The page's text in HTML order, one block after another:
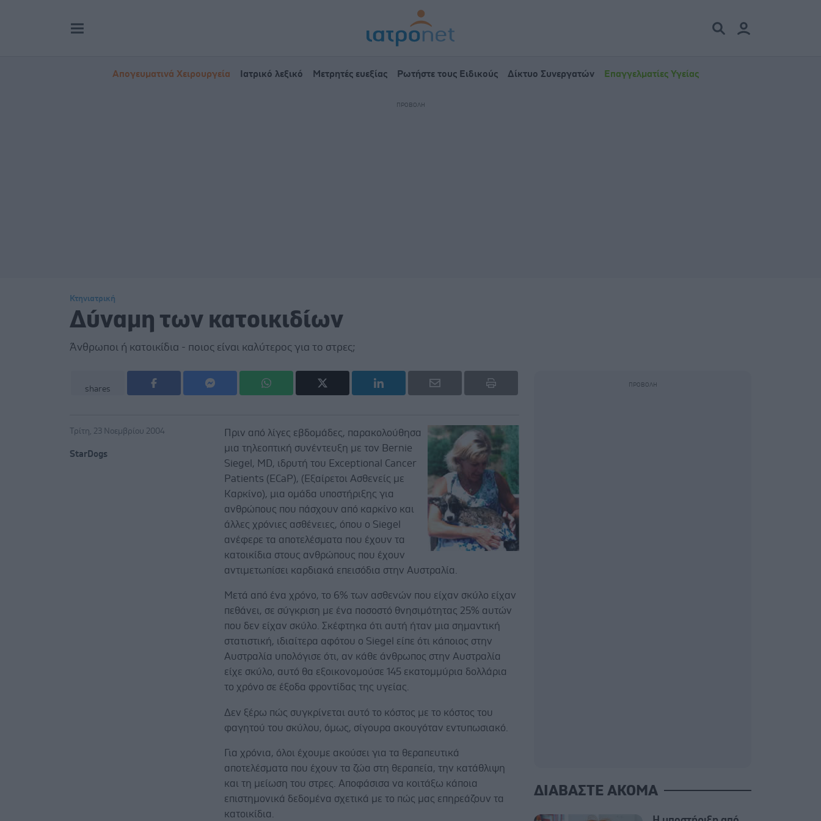
Απογευματινά Χειρουργεία Ιατρικό λεξικό Μετρητές ευεξίας Ρωτήστε τους Ειδικούς Δίκτυο Συνεργατών Επαγγελματίες Υγείας
Κτηνιατρική
Δύναμη των κατοικιδίων
Άνθρωποι ή κατοικίδια - ποιος είναι καλύτερος για το στρες;
shares
Τρίτη, 23 Νοεμβρίου 2004
StarDogs
Πριν από λίγες εβδομάδες, παρακολούθησα
μια τηλεοπτική συνέντευξη με τον Bernie
Siegel, MD, ιδρυτή του Exceptional Cancer
Patients (ECaP), (Εξαίρετοι Ασθενείς με
Καρκίνο), μια ομάδα υποστήριξης για
ανθρώπους που πάσχουν από καρκίνο και
άλλες χρόνιες ασθένειες, όπου ο Siegel
ανέφερε τα αποτελέσματα που έχουν τα
κατοικίδια στους ανθρώπους που έχουν
αντιμετωπίσει καρδιακά επεισόδια στην Αυστραλία.
Μετά από ένα χρόνο, το 6% των ασθενών που είχαν σκύλο είχαν
πεθάνει, σε σύγκριση με ένα ποσοστό θνησιμότητας 25% αυτών
που δεν είχαν σκύλο. Σκέφτηκα ότι αυτή ήταν μια σημαντική
στατιστική, ιδιαίτερα αφότου ο Siegel είπε ότι κάποιος στην
Αυστραλία υπολόγισε ότι, αν κάθε άνθρωπος στην Αυστραλία
είχε σκύλο, αυτό θα εξοικονομούσε 145 εκατομμύρια δολλάρια
το χρόνο σε έξοδα φροντίδας της υγείας.
Δεν ξέρω πώς συγκρίνεται αυτό το κόστος με το κόστος του
φαγητού του σκύλου, όμως, σίγουρα ακουγόταν εντυπωσιακό.
Για χρόνια, όλοι έχουμε ακούσει για τα θεραπευτικά
αποτελέσματα που έχουν τα ζώα στη θεραπεία, την κατάθλιψη
και τη μείωση του στρες. Αποφάσισα να κοιτάξω κάποια
επιστημονικά δεδομένα σχετικά με το πώς μας επηρεάζουν τα
κατοικίδια.
ΔΙΑΒΑΣΤΕ ΑΚΟΜΑ